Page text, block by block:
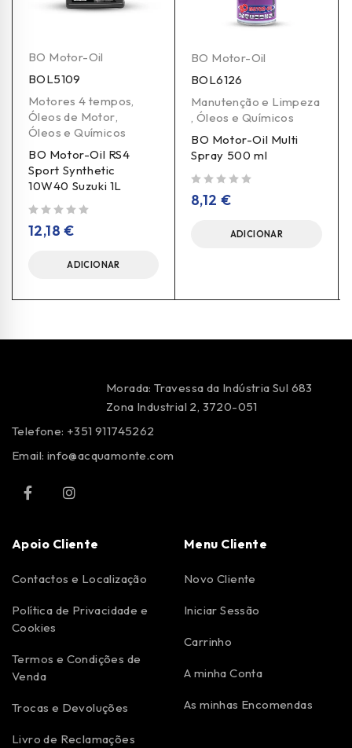
BO Motor-Oil
BOL5109
Motores 4 tempos,
Óleos de Motor,
Óleos e Químicos
BO Motor-Oil RS4
Sport Synthetic
10W40 Suzuki 1L
12,18€
ADICIONAR
BO Motor-Oil
BOL6126
Manutenção e Limpeza
, Óleos e Químicos
BO Motor-Oil Multi
Spray 500 ml
8,12 €
ADICIONAR
Morada: Travessa da Indústria Sul 683
Zona Industrial 2, 3720-051
Telefone: +351 911745262
Email: info@acquamonte.com
Apoio Cliente
Contactos e Localização
Política de Privacidade e
Cookies
Termos e Condições de
Venda
Trocas e Devoluções
Livro de Reclamações
Menu Cliente
Novo Cliente
Iniciar Sessão
Carrinho
A minha Conta
As minhas Encomendas